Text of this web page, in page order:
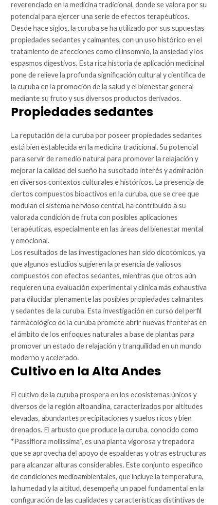
reverenciado en la medicina tradicional, donde se valora por su
potencial para ejercer una serie de efectos terapéuticos.
Desde hace siglos, la curuba se ha utilizado por sus supuestas
propiedades sedantes y calmantes, con un uso histórico en el
tratamiento de afecciones como el insomnio, la ansiedad y los
espasmos digestivos. Esta rica historia de aplicación medicinal
pone de relieve la profunda significación cultural y científica de
la curuba en la promoción de la salud y el bienestar general
mediante su fruto y sus diversos productos derivados.
Propiedades sedantes
La reputación de la curuba por poseer propiedades sedantes
está bien establecida en la medicina tradicional. Su potencial
para servir de remedio natural para promover la relajación y
mejorar la calidad del sueño ha suscitado interés y admiración
en diversos contextos culturales e históricos. La presencia de
ciertos compuestos bioactivos en la curuba, que se cree que
modulan el sistema nervioso central, ha contribuido a su
valorada condición de fruta con posibles aplicaciones
terapéuticas, especialmente en las áreas del bienestar mental
y emocional.
Los resultados de las investigaciones han sido dicotómicos, ya
que algunos estudios sugieren la presencia de valiosos
compuestos con efectos sedantes, mientras que otros aún
requieren una evaluación experimental y clínica más exhaustiva
para dilucidar plenamente las posibles propiedades calmantes
y sedantes de la curuba. Esta investigación en curso del perfil
farmacológico de la curuba promete abrir nuevas fronteras en
el ámbito de los enfoques naturales a base de plantas para
promover un estado de relajación y tranquilidad en un mundo
moderno y acelerado.
Cultivo en la Alta Andes
El cultivo de la curuba prospera en los ecosistemas únicos y
diversos de la región altoandina, caracterizados por altitudes
elevadas, abundantes precipitaciones y suelos ricos y bien
drenados. El arbusto que produce la curuba, conocido como
*Passiflora mollissima*, es una planta vigorosa y trepadora
que se aprovecha del apoyo de espalderas y otras estructuras
para alcanzar alturas considerables. Este conjunto específico
de condiciones medioambientales, que incluye la temperatura,
la humedad y la altitud, desempeña un papel fundamental en la
configuración de las cualidades y características distintivas de